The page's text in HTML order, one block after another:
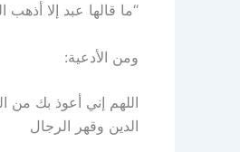
“ما قالها عبد إلا أذهب
ومن الأدعية:
اللهم إني أعوذ بك من
الدين وقهر الرجال